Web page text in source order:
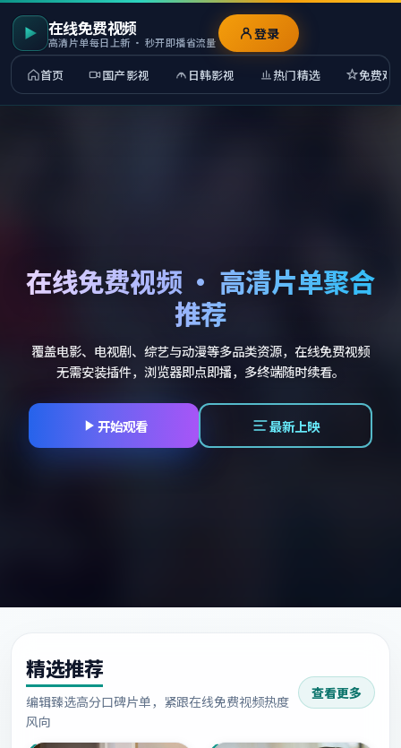
在线免费视频
高清片单每日上新 · 秒开即播省流量
首页 国产影视 日韩影视 热门精选 免费观
登录
在线免费视频 · 高清片单聚合
推荐
覆盖电影、电视剧、综艺与动漫等多品类资源，在线免费视频
无需安装插件，浏览器即点即播，多终端随时续看。
开始观看 最新上映
精选推荐
编辑臻选高分口碑片单，紧跟在线免费视频热度
风向
查看更多